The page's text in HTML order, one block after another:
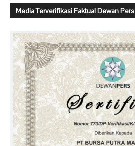
Media Terverifikasi Faktual Dewan Pers